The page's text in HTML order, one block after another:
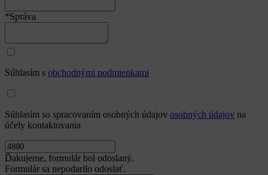
*Správa
Súhlasím s obchodnými podmienkami
Súhlasím so spracovaním osobných údajov osobných údajov na
účely kontaktovania
Ďakujeme, formulár bol odoslaný.
Formulár sa nepodarilo odoslať.